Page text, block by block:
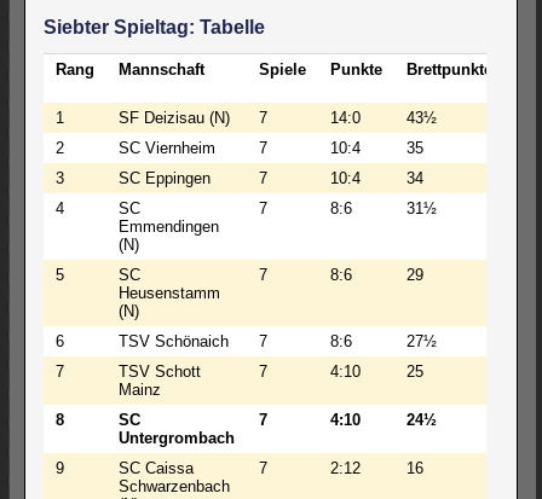
Siebter Spieltag: Tabelle
Rang Mannschaft Spiele Punkte Brettpunkte
1
SF Deizisau (N) 7 14:0 43½
2
SC Viernheim 7 10:4 35
3
SC Eppingen 7 10:4 34
4
SC
Emmendingen
(N)
7 8:6 31½
5
SC
Heusenstamm
(N)
7 8:6 29
6 TSV Schönaich 7 8:6 27½
7
TSV Schott
Mainz
7 4:10 25
8
SC
Untergrombach
7 4:10 24½
9
SC Caissa
Schwarzenbach
7 2:12 16